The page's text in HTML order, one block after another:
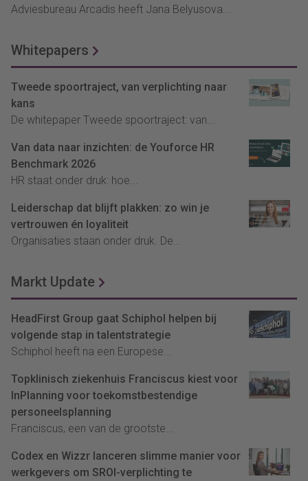
Adviesbureau Arcadis heeft Jana Belyusova...
Whitepapers
Tweede spoortraject, van verplichting naar
kans
De whitepaper Tweede spoortraject: van...
Van data naar inzichten: de Youforce HR
Benchmark 2026
HR staat onder druk: hoe...
Leiderschap dat blijft plakken: zo win je
vertrouwen én loyaliteit
Organisaties staan onder druk. De...
Markt Update
HeadFirst Group gaat Schiphol helpen bij
volgende stap in talentstrategie
Schiphol heeft na een Europese...
Topklinisch ziekenhuis Franciscus kiest voor
InPlanning voor toekomstbestendige
personeelsplanning
Franciscus, een van de grootste...
Codex en Wizzr lanceren slimme manier voor
werkgevers om SROI-verplichting te